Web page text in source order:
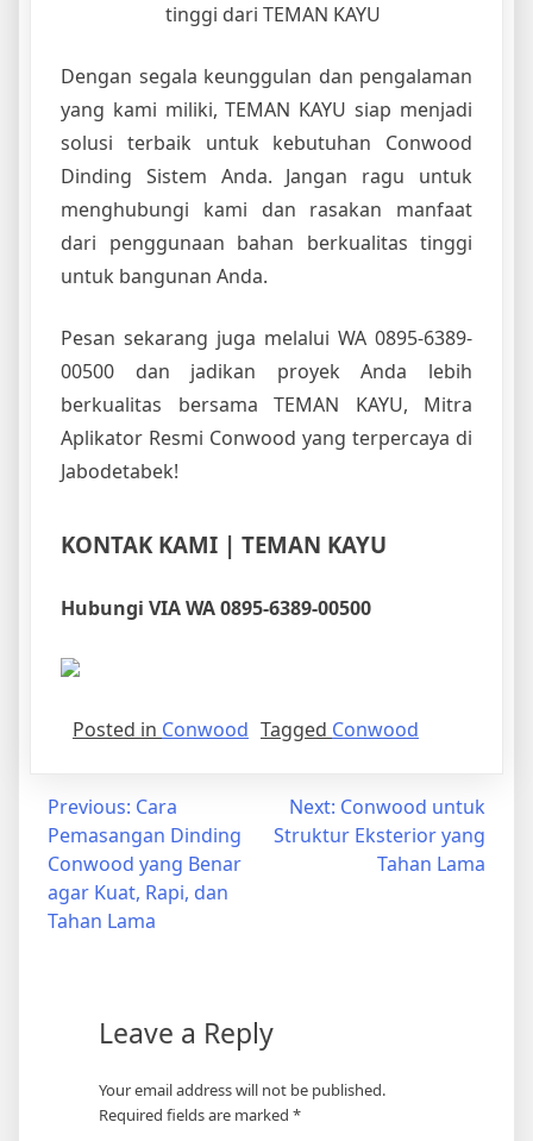
tinggi dari TEMAN KAYU
Dengan segala keunggulan dan pengalaman
yang kami miliki, TEMAN KAYU siap menjadi
solusi terbaik untuk kebutuhan Conwood
Dinding Sistem Anda. Jangan ragu untuk
menghubungi kami dan rasakan manfaat
dari penggunaan bahan berkualitas tinggi
untuk bangunan Anda.
Pesan sekarang juga melalui WA 0895-6389-
00500 dan jadikan proyek Anda lebih
berkualitas bersama TEMAN KAYU, Mitra
Aplikator Resmi Conwood yang terpercaya di
Jabodetabek!
KONTAK KAMI | TEMAN KAYU
Hubungi VIA WA 0895-6389-00500
Posted in Conwood Tagged Conwood
Post
navigation
Previous: Cara
Pemasangan Dinding
Conwood yang Benar
agar Kuat, Rapi, dan
Tahan Lama
Next: Conwood untuk
Struktur Eksterior yang
Tahan Lama
Leave a Reply
Your email address will not be published.
Required fields are marked *